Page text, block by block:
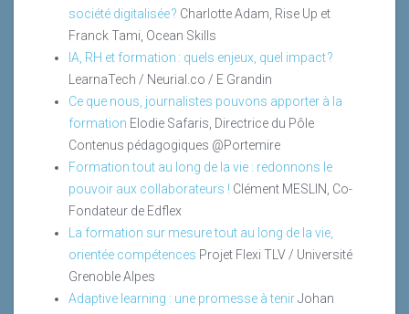
société digitalisée ? Charlotte Adam, Rise Up et
Franck Tami, Ocean Skills
IA, RH et formation : quels enjeux, quel impact ?
LearnaTech / Neurial.co / E Grandin
Ce que nous, journalistes pouvons apporter à la
formation Elodie Safaris, Directrice du Pôle
Contenus pédagogiques @Portemire
Formation tout au long de la vie : redonnons le
pouvoir aux collaborateurs ! Clément MESLIN, Co-
Fondateur de Edflex
La formation sur mesure tout au long de la vie,
orientée compétences Projet Flexi TLV / Université
Grenoble Alpes
Adaptive learning : une promesse à tenirJohan